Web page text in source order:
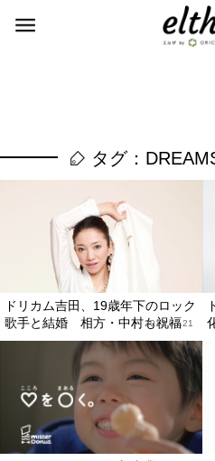
タグ：
ドリカム吉田、19歳年下のロック
歌手と結婚 相方・中村も祝福
2012.03.21